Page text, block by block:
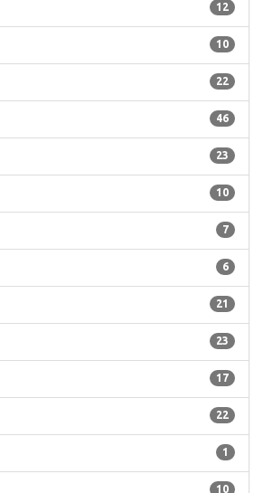
12
10
22
46
23
10
7
6
21
23
17
22
1
10